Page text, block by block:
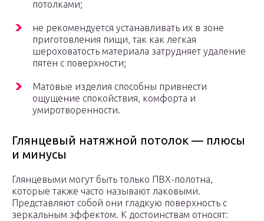
потолками;
не рекомендуется устанавливать их в зоне
приготовления пищи, так как легкая
шероховатость материала затрудняет удаление
пятен с поверхности;
Матовые изделия способны привнести
ощущение спокойствия, комфорта и
умиротворенности.
Глянцевый натяжной потолок — плюсы
и минусы
Глянцевыми могут быть только ПВХ-полотна,
которые также часто называют лаковыми.
Представляют собой они гладкую поверхность с
зеркальным эффектом. К достоинствам относят: